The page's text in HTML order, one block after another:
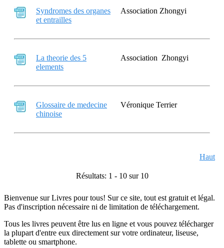
Syndromes des organes
et entrailles
Association Zhongyi
La theorie des 5
elements
Association Zhongyi
Glossaire de medecine
chinoise
Véronique Terrier
Haut
Résultats: 1 - 10 sur 10
Bienvenue sur Livres pour tous! Sur ce site, tout est gratuit et légal.
Pas d'inscription nécessaire ni de limitation de téléchargement.
Tous les livres peuvent être lus en ligne et vous pouvez télécharger
la plupart d'entre eux directement sur votre ordinateur, liseuse,
tablette ou smartphone.